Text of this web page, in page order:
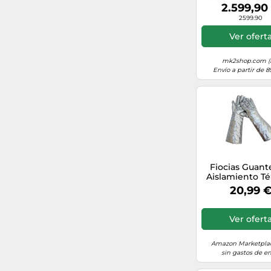
cm
Carbonio
2599.90
Ver
mk2shop.com
Envío a partir de
Fiocias
Aislamiento
Guantes de
Aluminio
Aislamiento
Guante
Hornos, 45 Cm
500
20,99 €
Ver
Amazon
sin gastos de